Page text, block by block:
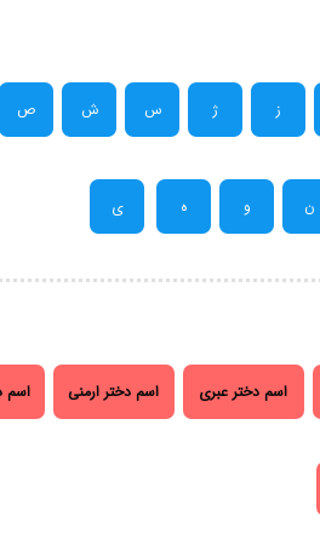
ز ژ س ش ص
ن و ه ی
اسم دختر عبری اسم دختر ارمنی اسم